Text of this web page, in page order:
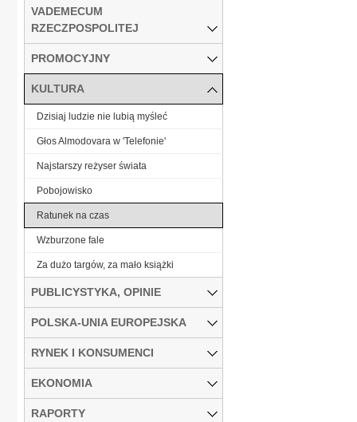
VADEMECUM
RZECZPOSPOLITEJ
PROMOCYJNY
KULTURA
Dzisiaj ludzie nie lubią myśleć
Głos Almodovara w 'Telefonie'
Najstarszy reżyser świata
Pobojowisko
Ratunek na czas
Wzburzone fale
Za dużo targów, za mało książki
PUBLICYSTYKA, OPINIE
POLSKA-UNIA EUROPEJSKA
RYNEK I KONSUMENCI
EKONOMIA
RAPORTY